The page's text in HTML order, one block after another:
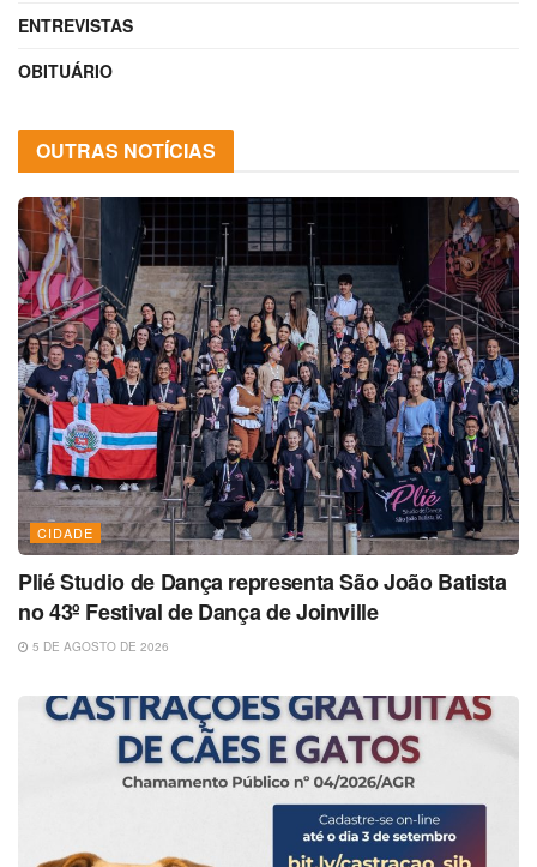
ENTREVISTAS
OBITUÁRIO
OUTRAS NOTÍCIAS
CIDADE
Plié Studio de Dança representa São João Batista
no 43º Festival de Dança de Joinville
5 DE AGOSTO DE 2026